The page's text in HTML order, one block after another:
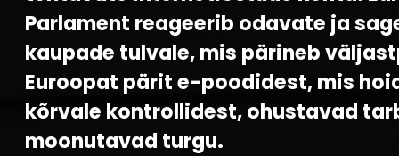
Parlament reageerib odavate ja
kaupade tulvale, mis pärineb
Euroopat pärit e-poodidest, mis
kõrvale kontrollidest, ohustavad
moonutavad turgu.